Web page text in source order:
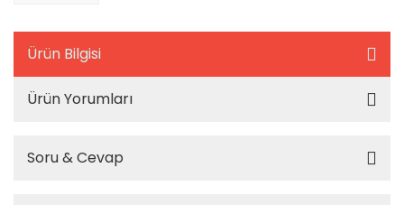
Ürün Bilgisi
Ürün Yorumları
Soru & Cevap